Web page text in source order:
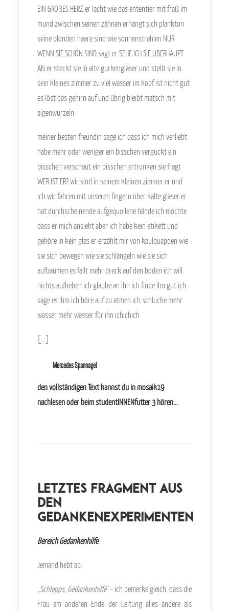
EIN GROßES HERZ er lacht wie das ententier mit fraß im
mund zwischen seinen zähnen erhängt sich plankton
seine blonden haare sind wie sonnenstrahlen NUR
WENN SIE SCHÖN SIND sagt er SEHE ICH SIE ÜBERHAUPT
AN er steckt sie in alte gurkengläser und stellt sie in
sein kleines zimmer zu viel wasser im kopf ist nicht gut
es löst das gehirn auf und übrig bleibt matsch mit
algenwurzeln
meiner besten freundin sage ich dass ich mich verliebt
habe mehr oder weniger ein bisschen verguckt ein
bisschen verschaut ein bisschen ertrunken sie fragt
WER IST ER? wir sind in seinem kleinen zimmer er und
ich wir fahren mit unseren fingern über kalte gläser er
hat durchscheinende aufgequollene hände ich möchte
dass er mich ansieht aber ich habe kein etikett und
gehöre in kein glas er erzählt mir von kaulquappen wie
sie sich bewegen wie sie schlängeln wie sie sich
aufbäumen es fällt mehr dreck auf den boden ich will
nichts aufheben ich glaube an ihn ich finde ihn gut ich
sage es ihm ich höre auf zu atmen ich schlucke mehr
wasser mehr wasser für ihn ichichich
[...]
Mercedes Spannagel
den vollständigen Text kannst du in mosaik19
nachlesen oder beim studentINNENfutter 3 hören...
Letztes Fragment aus
den
Gedankenexperimenten
Bereich Gedankenhilfe
Jemand hebt ab.
„Schlepps, Gedankenhilfe“ - ich bemerke gleich, dass die
Frau am anderen Ende der Leitung alles andere als